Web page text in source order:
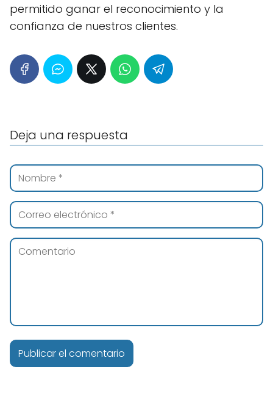
permitido ganar el reconocimiento y la
confianza de nuestros clientes.
Deja una respuesta